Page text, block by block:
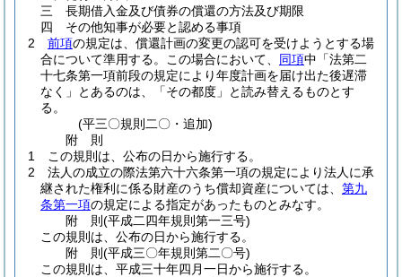
三
長期借入金及び債券の償還の方法及び期限
四
その他知事が必要と認める事項
2
前項の規定は、償還計画の変更の認可を受けようとする場
合について準用する。
この場合において、 同項中「法第二
十七条第一項前段の規定により年度計画を届け出た後遅滞
なく」とあるのは、「その都度」と読み替えるものとす
る。
(平三〇規則二〇・追加)
附 則
1
この規則は、公布の日から施行する。
2
法人の成立の際法第六十六条第一項の規定により法人に承
継された権利に係る財産のうち償却資産については、 第九
条第一項の規定による指定があったものとみなす。
附 則(平成二四年規則第一三号)
この規則は、公布の日から施行する。
附 則(平成三〇年規則第二〇号)
この規則は、平成三十年四月一日から施行する。